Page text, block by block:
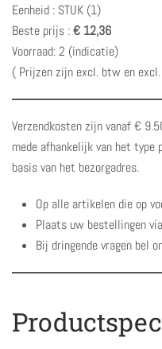
Eenheid : STUK (1)
Beste prijs :€ 12,36
Voorraad: 2 (indicatie)
( Prijzen zijn excl. btw en
Verzendkosten zijn vanaf €
mede afhankelijk van het type
basis van het bezorgadres.
Op alle artikelen die op
Plaats uw bestellingen
Bij dringende vragen bel